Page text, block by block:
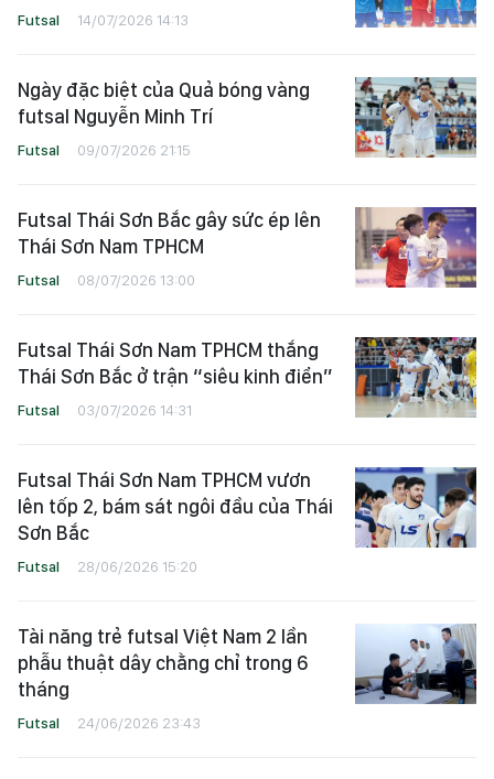
Futsal 14/07/2026 14:13
Ngày đặc biệt của Quả bóng vàng
futsal Nguyễn Minh Trí
Futsal 09/07/2026 21:15
Futsal Thái Sơn Bắc gây sức ép lên
Thái Sơn Nam TPHCM
Futsal 08/07/2026 13:00
Futsal Thái Sơn Nam TPHCM thắng
Thái Sơn Bắc ở trận “siêu kinh điển”
Futsal 03/07/2026 14:31
Futsal Thái Sơn Nam TPHCM vươn
lên tốp 2, bám sát ngôi đầu của Thái
Sơn Bắc
Futsal 28/06/2026 15:20
Tài năng trẻ futsal Việt Nam 2 lần
phẫu thuật dây chằng chỉ trong 6
tháng
Futsal 24/06/2026 23:43